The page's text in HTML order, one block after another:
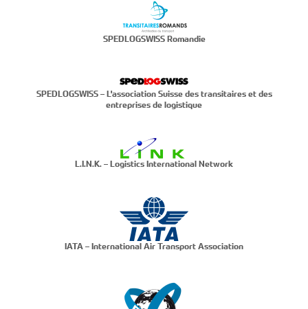
SPEDLOGSWISS Romandie
SPEDLOGSWISS – L'association Suisse des transitaires et des
entreprises de logistique
L.I.N.K. – Logistics International Network
IATA – International Air Transport Association